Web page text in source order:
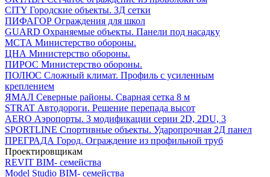
CITY Городские объекты. 3Д сетки
ПИФАГОР Ограждения для школ
GUARD Охраняемые объекты. Панели под насадку
МСТА Министерство обороны.
ЦНА Министерство обороны.
ПИРОС Министерство обороны.
ПОЛЮС Сложный климат. Профиль с усиленным
креплением
ЯМАЛ Северные районы. Сварная сетка 8 м
STRAT Автодороги. Решение перепада высот
AERO Аэропорты. 3 модификации серии 2D, 2DU, 3
SPORTLINE Спортивные объекты. Ударопрочная 2Д панел
ПРЕГРАДА Город. Ограждение из профильной труб
Проектировщикам
REVIT BIM- семейства
Model Studio BIM- семейства